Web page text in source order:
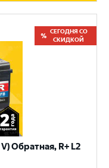
СЕГОДНЯ СО
СКИДКОЙ
Обратная, R+ L2